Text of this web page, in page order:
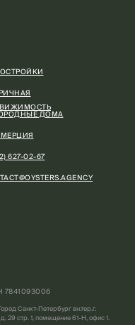
ДОМА
627-02-67
7841093006
Санкт-Петербург вн.тер.г.
29 стр. 1, помещение 61-Н, офис 1.